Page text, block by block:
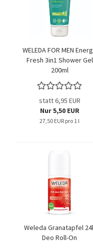
WELEDA FOR MEN
Fresh 3in1 Shower Gel
200ml
statt 6,95 EUR
Nur 5,50 EUR
27,50 EUR pro 1 l
Weleda Granatapfel
Deo Roll-On